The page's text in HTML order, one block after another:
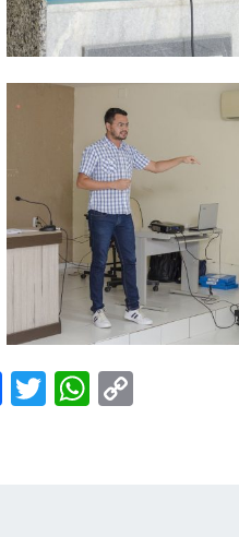
Facebook
TwitterWhatsApp
Copy